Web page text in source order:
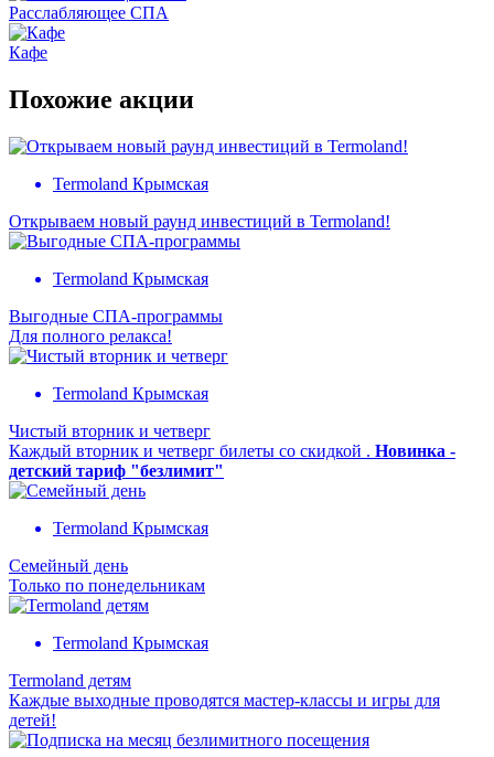
Расслабляющее СПА
Кафе
Похожие акции
Termoland Крымская
Открываем новый раунд инвестиций в Termoland!
Termoland Крымская
Выгодные СПА-программы
Для полного релакса!
Termoland Крымская
Чистый вторник и четверг
Каждый вторник и четверг билеты со скидкой . Новинка -
детский тариф "безлимит"
Termoland Крымская
Семейный день
Только по понедельникам
Termoland Крымская
Termoland детям
Каждые выходные проводятся мастер-классы и игры для
детей!